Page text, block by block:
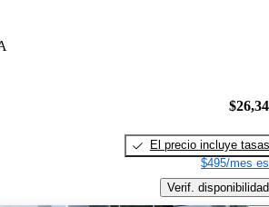
El precio incluye tasas
$495/mes
Verif. disponibilidad